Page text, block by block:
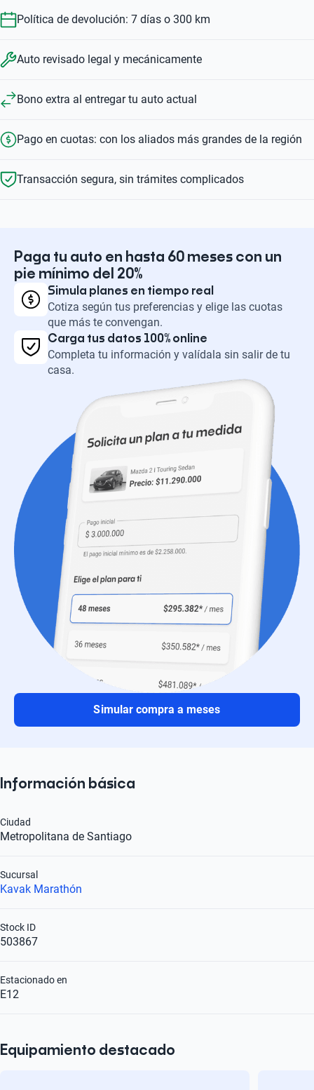
Política de devolución: 7 días o 300 km
Auto revisado legal y mecánicamente
Bono extra al entregar tu auto actual
Pago en cuotas: con los aliados más grandes de la región
Transacción segura, sin trámites complicados
Paga tu auto en hasta 60 meses con un
pie mínimo del 20%
Simula planes en tiempo real
Cotiza según tus preferencias y elige las cuotas
que más te convengan.
Carga tus datos 100% online
Completa tu información y valídala sin salir de tu
casa.
Simular compra a meses
Información básica
Metropolitana de Santiago
Ciudad
Kavak Marathón
Sucursal
503867
Stock ID
E12
Estacionado en
Equipamiento destacado